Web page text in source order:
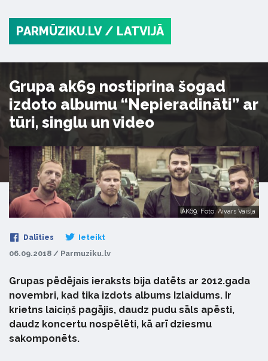
PARMŪZIKU.LV / LATVIJĀ
Grupa ak69 nostiprina šogad
izdoto albumu “Nepieradināti” ar
tūri, singlu un video
AK69. Foto: Aivars Vaišļa
Dalīties Ieteikt
06.09.2018 / Parmuziku.lv
Grupas pēdējais ieraksts bija datēts ar 2012.gada
novembri, kad tika izdots albums Izlaidums. Ir
krietns laiciņš pagājis, daudz pudu sāls apēsti,
daudz koncertu nospēlēti, kā arī dziesmu
sakomponēts.